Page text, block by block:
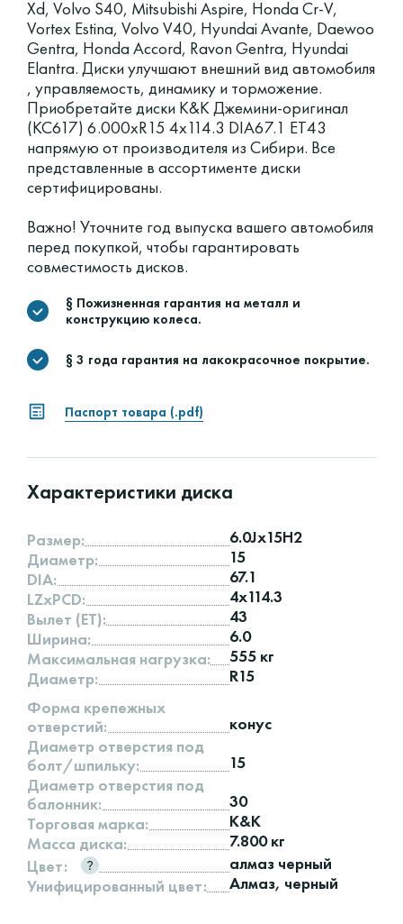
Xd, Volvo S40, Mitsubishi Aspire, Honda Cr-V,
Vortex Estina, Volvo V40, Hyundai Avante, Daewoo
Gentra, Honda Accord, Ravon Gentra, Hyundai
Elantra. Диски улучшают внешний вид автомобиля
, управляемость, динамику и торможение.
Приобретайте диски K&K Джемини-оригинал
(КС617) 6.000xR15 4x114.3 DIA67.1 ET43
напрямую от производителя из Сибири. Все
представленные в ассортименте диски
сертифицированы.
Важно! Уточните год выпуска вашего автомобиля
перед покупкой, чтобы гарантировать
совместимость дисков.
§ Пожизненная гарантия на металл и
конструкцию колеса.
§ 3 года гарантия на лакокрасочное покрытие.
Паспорт товара (.pdf)
Характеристики диска
Размер:
6.0Jx15H2
Диаметр:
15
DIA:
67.1
LZxPCD:
4x114.3
Вылет (ET):
43
Ширина:
6.0
Максимальная нагрузка:
555 кг
Диаметр:
R15
Форма крепежных
отверстий:
конус
Диаметр отверстия под
болт/шпильку:
15
Диаметр отверстия под
балонник:
30
Торговая марка:
K&K
Масса диска:
7.800 кг
Цвет:
алмаз черный
Унифицированный цвет:
Алмаз, черный